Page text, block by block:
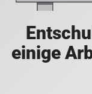
einige